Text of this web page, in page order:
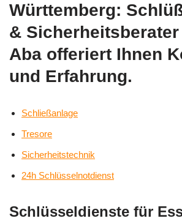
Württemberg:
&
Aba offeriert Ihnen
und Erfahrung.
Schließanlage
Tresore
Sicherheitstechnik
24h Schlüsselnotdienst
Schlüsseldienste für